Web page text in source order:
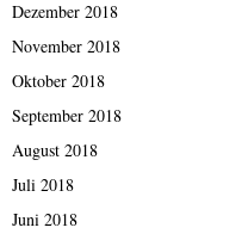
Dezember 2018
November 2018
Oktober 2018
September 2018
August 2018
Juli 2018
Juni 2018